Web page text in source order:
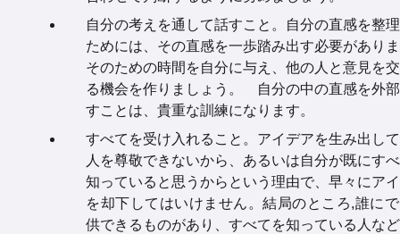
自分の考えを通して話すこと。自分の直感を整
ためには、その直感を一歩踏み出す必要があり
そのための時間を自分に与え、他の人と意見を
る機会を作りましょう。 自分の中の直感を外
すことは、貴重な訓練になります。
すべてを受け入れること。アイデアを生み出し
人を尊敬できないから、あるいは自分が既にす
知っていると思うからという理由で、早々にア
を却下してはいけません。結局のところ,誰に
供できるものがあり、すべてを知っている人な